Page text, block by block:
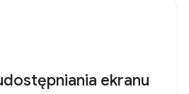
ekranu